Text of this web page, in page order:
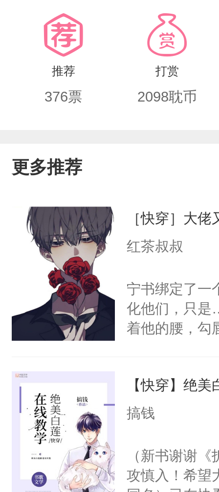
如你好好睡/服我？”万人迷黑莲花爱搞
双洁，年下。伪敌人变情人，双向奔
受追求者众多。
推荐
376票
打赏
2098耽币
更多推荐
［快穿］大
红茶叔叔
宁书绑定了一
化他们，只是
着他的腰，勾
来，给老公
用力——为你
【快穿】绝
搞钱
（新书谢谢
攻慎入！希望